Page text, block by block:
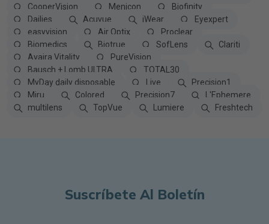
CooperVision
Menicon
Biofinity
Dailies
Acuvue iWear
Eyexpert
easyvision
Air Optix
Proclear
Biomedics
Biotrue SofLens
Clariti
Avaira Vitality
PureVision
Bausch + Lomb ULTRA
TOTAL30
MyDay daily disposable
Live
Precision1
Miru
Colored Precision7
L'Ephemere
multilens
TopVue Lumiere Freshtech
Suscríbete Al Boletín